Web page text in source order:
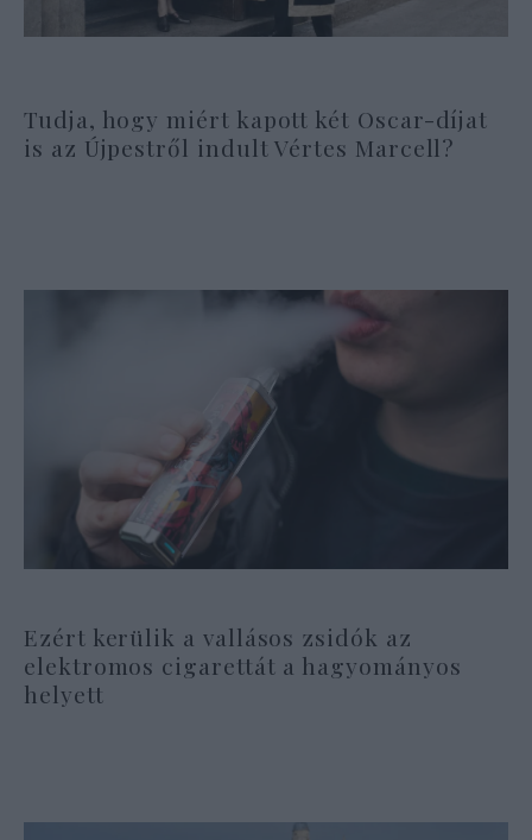
Tudja, hogy miért kapott két Oscar-díjat
is az Újpestről indult Vértes Marcell?
Ezért kerülik a vallásos zsidók az
elektromos cigarettát a hagyományos
helyett